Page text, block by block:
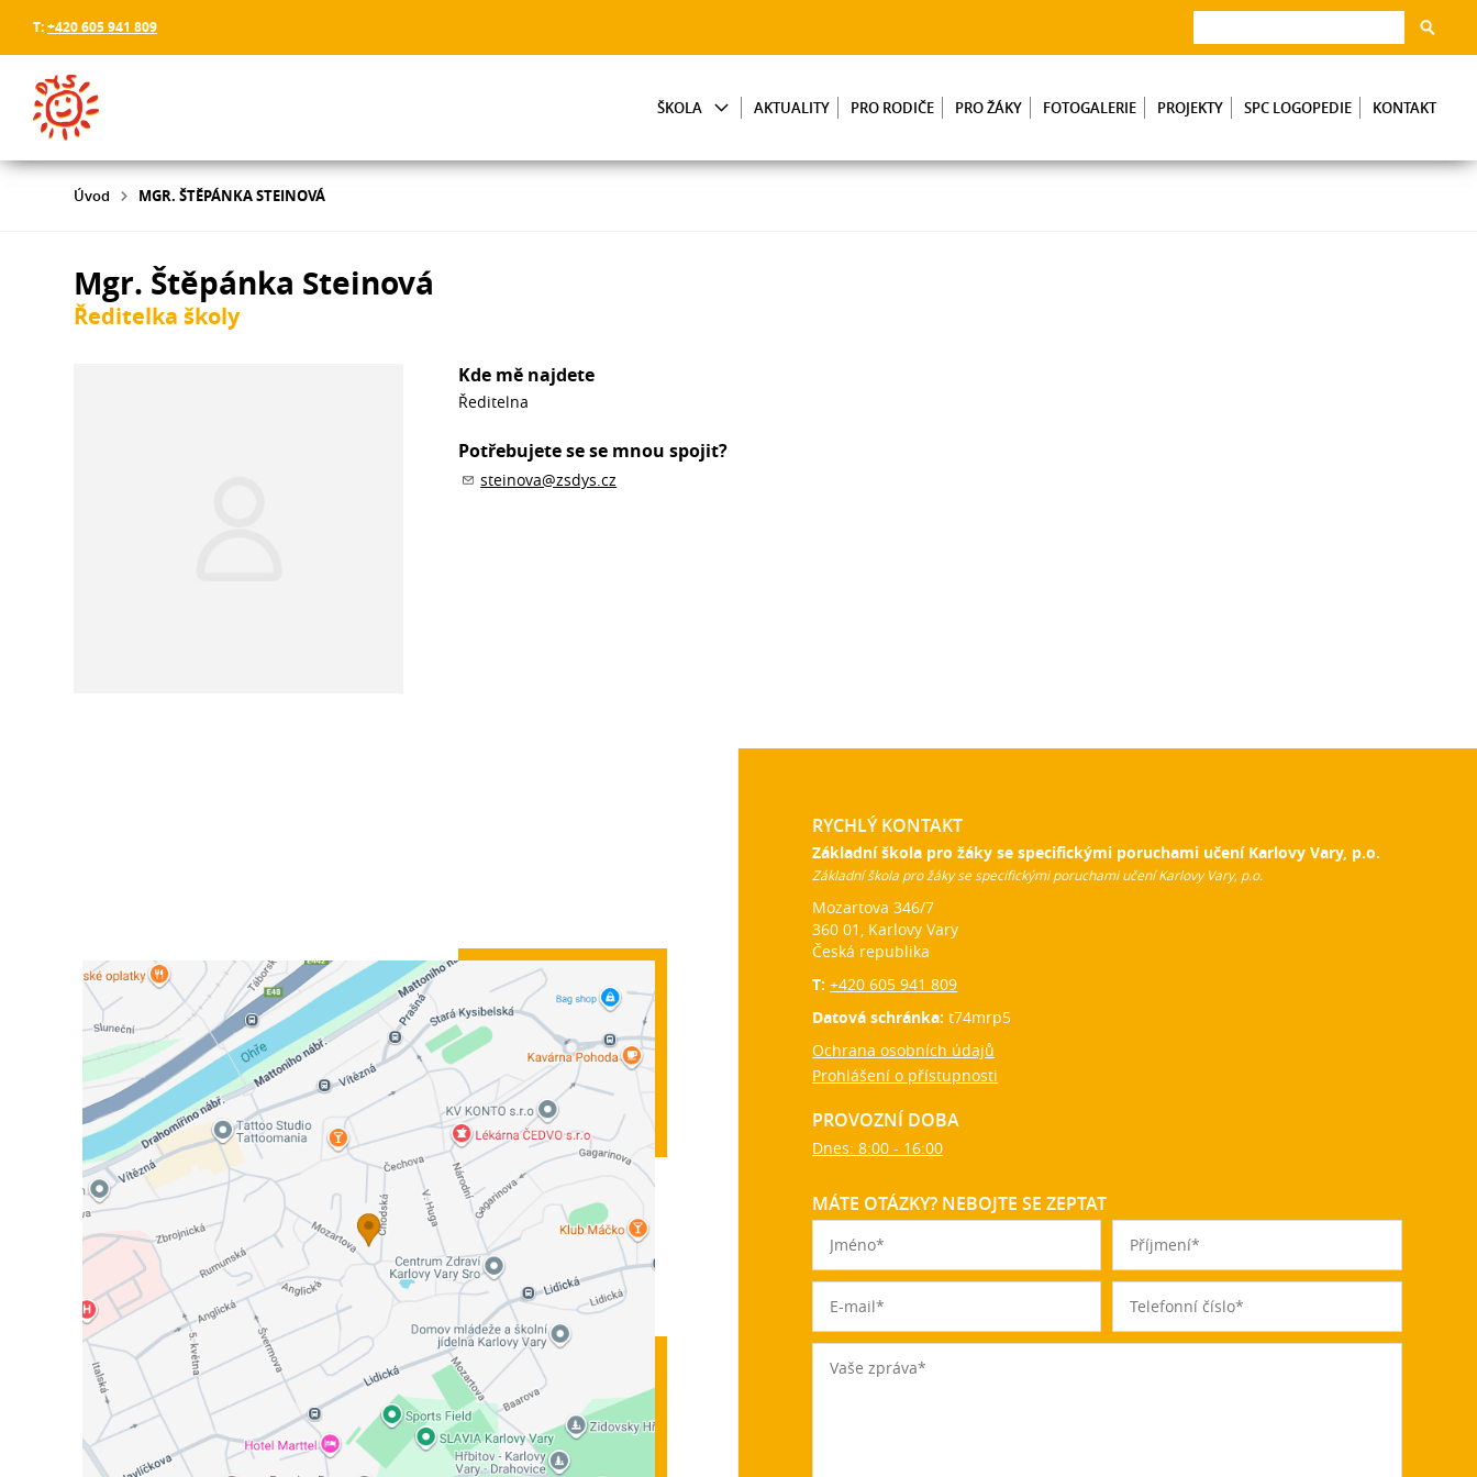
T:+420 605 941 809
ŠKOLA AKTUALITY PRO RODIČE PRO ŽÁKY FOTOGALERIE PROJEKTY SPC LOGOPEDIE KONTAKT
Úvod MGR. ŠTĚPÁNKA STEINOVÁ
Mgr. Štěpánka Steinová
Ředitelka školy
Kde mě najdete
Ředitelna
Potřebujete se se mnou spojit?
steinova@zsdys.cz
RYCHLÝ KONTAKT
Základní škola pro žáky se specifickými poruchami učení Karlovy Vary, p.o.
Základní škola pro žáky se specifickými poruchami učení Karlovy Vary, p.o.
Mozartova 346/7
360 01, Karlovy Vary
Česká republika
T:+420 605 941 809
Datová schránka:t74mrp5
Ochrana osobních údajů
Prohlášení o přístupnosti
PROVOZNÍ DOBA
Dnes: 8:00 - 16:00
MÁTE OTÁZKY? NEBOJTE SE ZEPTAT